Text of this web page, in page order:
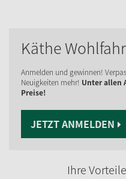
Käthe
Anmelden und gewinnen!
Neuigkeiten mehr! Unter allen
Preise!
JETZT ANMELDEN
Ihre